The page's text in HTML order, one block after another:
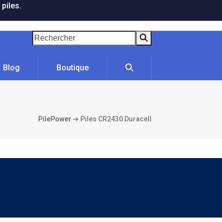
Rechercher
Blog Boutique
PilePower ➔ Piles CR2430 Duracell